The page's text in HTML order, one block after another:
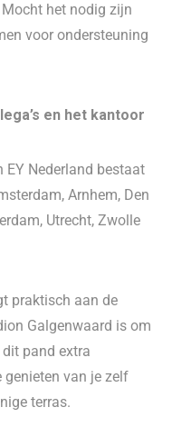
het nodig zijn
voor ondersteuning
en het kantoor
EY Nederland bestaat
Arnhem, Den
Utrecht, Zwolle
praktisch aan de
Galgenwaard is om
pand extra
genieten van je zelf
terras.